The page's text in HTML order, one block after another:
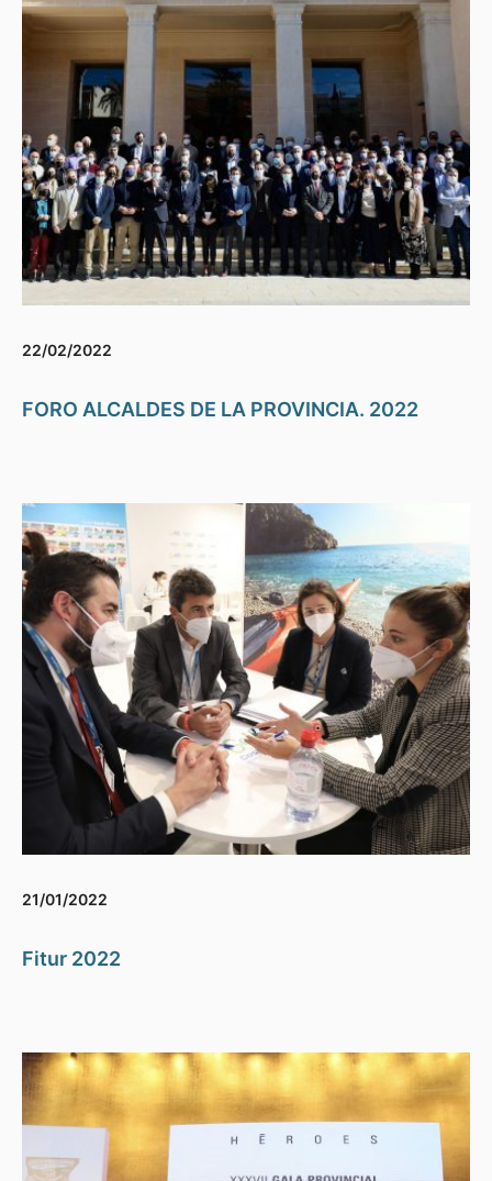
22/02/2022
FORO ALCALDES DE LA PROVINCIA. 2022
21/01/2022
Fitur 2022